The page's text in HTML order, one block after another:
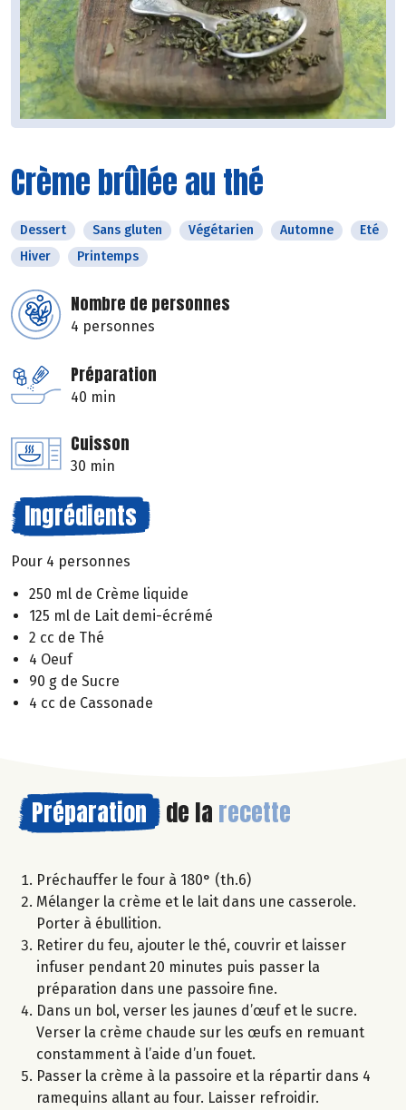
Crème brûlée au thé
Dessert Sans gluten Végétarien Automne
Eté
Hiver
Printemps
Nombre de personnes
4 personnes
Préparation
40 min
Cuisson
30 min
Ingrédients
Pour 4 personnes
250 ml de Crème liquide
125 ml de Lait demi-écrémé
2 cc de Thé
4 Oeuf
90 g de Sucre
4 cc de Cassonade
Préparation de la recette
Préchauffer le four à 180° (th.6)
Mélanger la crème et le lait dans une casserole.
Porter à ébullition.
Retirer du feu, ajouter le thé, couvrir et laisser
infuser pendant 20 minutes puis passer la
préparation dans une passoire fine.
Dans un bol, verser les jaunes d’œuf et le sucre.
Verser la crème chaude sur les œufs en remuant
constamment à l’aide d’un fouet.
Passer la crème à la passoire et la répartir dans 4
ramequins allant au four. Laisser refroidir.